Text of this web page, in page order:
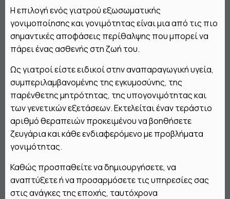
Η επιλογή ενός γιατρού εξωσωματικής
γονιμοποίησης και γονιμότητας είναι μια από τις πιο
σημαντικές αποφάσεις περίθαλψης που μπορεί να
πάρει ένας ασθενής στη ζωή του.
Ως γιατροί είστε ειδικοί στην αναπαραγωγική υγεία,
συμπεριλαμβανομένης της εγκυμοσύνης, της
παρένθετης μητρότητας, της υπογονιμότητας και
των γενετικών εξετάσεων. Εκτελείται έναν τεράστιο
αριθμό θεραπειών προκειμένου να βοηθήσετε
ζευγάρια και κάθε ενδιαφερόμενο με προβλήματα
γονιμότητας.
Καθώς προσπαθείτε να δημιουργήσετε, να
αναπτύξετε ή να προσαρμόσετε τις υπηρεσίες σας
στις ανάγκες της εποχής, ταυτόχρονα